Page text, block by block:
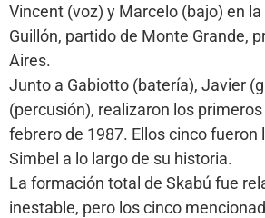
Vincent (voz) y Marcelo (bajo) en
Guillón, partido de Monte Grande,
Aires.
Junto a Gabiotto (batería), Javier
(percusión), realizaron los
febrero de 1987. Ellos cinco fueron
Simbel a lo largo de su historia.
La formación total de Skabú fue
inestable, pero los cinco